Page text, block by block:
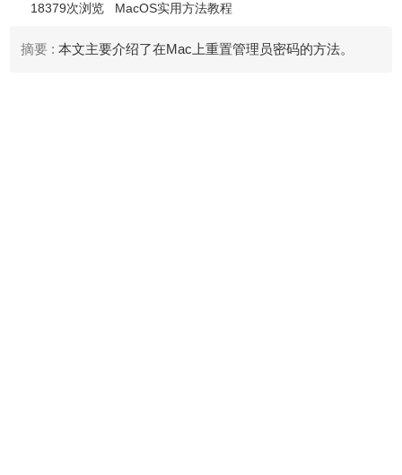
18379次浏览
MacOS实用方法教程
摘要 : 本文主要介绍了在Mac上重置管理员密码的方法。